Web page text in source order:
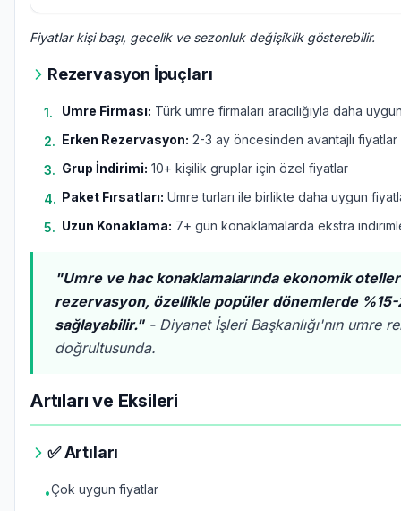
Fiyatlar kişi başı, gecelik ve sezonluk değişiklik gösterebilir.
Rezervasyon İpuçları
1. Umre Firması: Türk umre firmaları aracılığıyla daha
2. Erken Rezervasyon: 2-3 ay öncesinden avantajlı fiyatlar
3. Grup İndirimi: 10+ kişilik gruplar için özel fiyatlar
4. Paket Fırsatları: Umre turları ile birlikte daha uygun
5. Uzun Konaklama: 7+ gün konaklamalarda ekstra
"Umre ve hac konaklamalarında ekonomik
rezervasyon, özellikle popüler dönemlerde
sağlayabilir."- Diyanet İşleri Başkanlığı'nın umre
doğrultusunda.
Artıları ve Eksileri
✅ Artıları
•Çok uygun fiyatlar